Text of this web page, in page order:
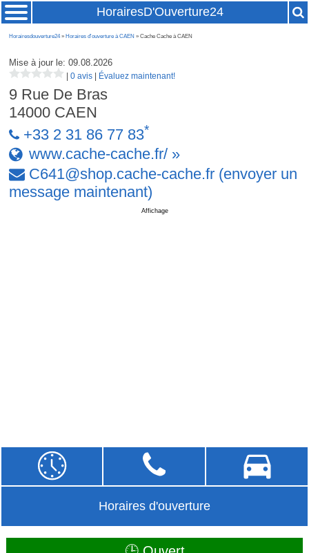
HorairesD'Ouverture24
Horairesdouverture24» Horaires d'ouverture à CAEN » Cache Cache à CAEN
Mise à jour le: 09.08.2026
|0 avis Évaluez maintenant!
9 Rue De Bras
14000 CAEN
+33 2 31 86 77 83*
www.cache-cache.fr/ »
C641@shop.cache-cache.fr (envoyer un
message maintenant)
Affichage
Horaires d'ouverture